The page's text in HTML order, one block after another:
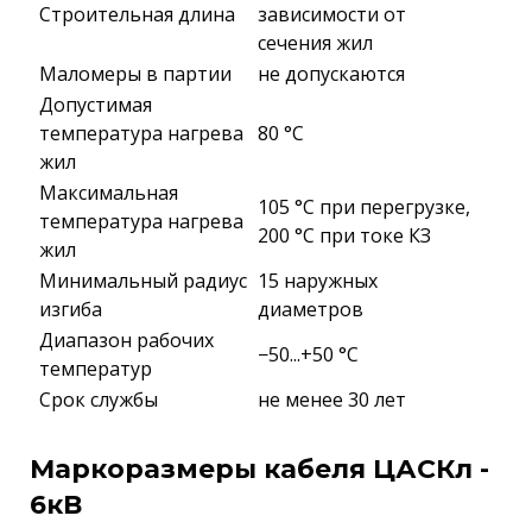
Строительная длина
зависимости от
сечения жил
Маломеры в партии
не допускаются
Допустимая
температура нагрева
жил
80 °C
Максимальная
температура нагрева
жил
105 °C при перегрузке,
200 °C при токе КЗ
Минимальный радиус
изгиба
15 наружных
диаметров
Диапазон рабочих
температур
−50...+50 °C
Срок службы
не менее 30 лет
Маркоразмеры кабеля ЦАСКл -
6кВ